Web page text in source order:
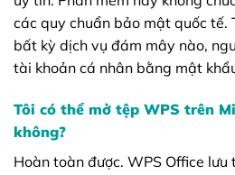
các quy chuẩn bảo mật quốc tế.
bất kỳ dịch vụ đám mây nào,
tài khoản cá nhân bằng mật
Tôi có thể mở tệp WPS trên
không?
Hoàn toàn được. WPS Office